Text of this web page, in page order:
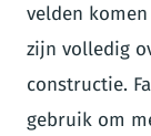
velden
zijn volledig
constructie.
gebruik om